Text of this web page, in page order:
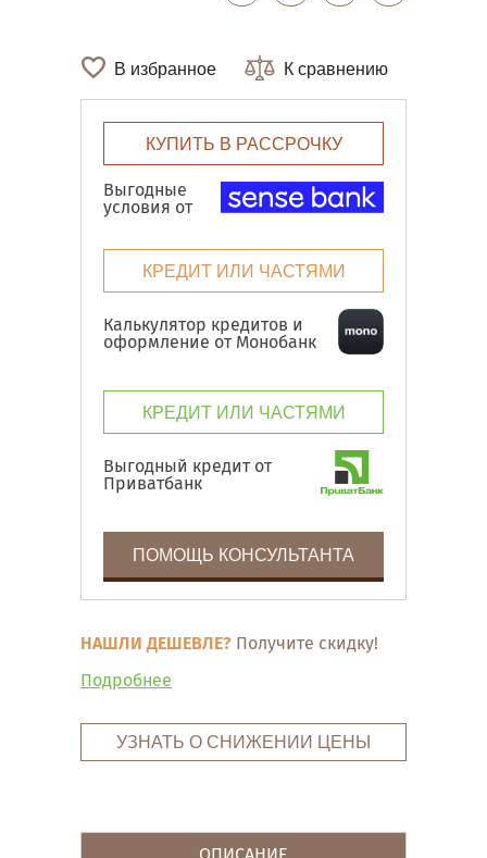
В избранное К сравнению
КУПИТЬ В РАССРОЧКУ
Выгодные
условия от
КРЕДИТ ИЛИ ЧАСТЯМИ
Калькулятор кредитов и
оформление от Монобанк
КРЕДИТ ИЛИ ЧАСТЯМИ
Выгодный кредит от
Приватбанк
ПОМОЩЬ КОНСУЛЬТАНТА
НАШЛИ ДЕШЕВЛЕ? Получите скидку!
Подробнее
УЗНАТЬ О СНИЖЕНИИ ЦЕНЫ